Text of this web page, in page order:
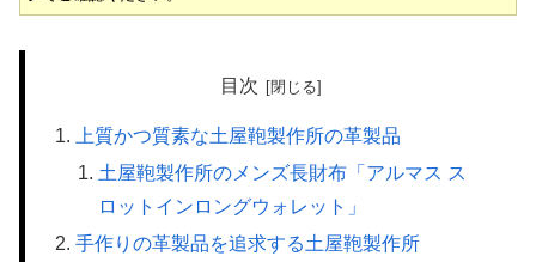
目次
上質かつ質素な土屋鞄製作所の革製品
土屋鞄製作所のメンズ長財布「アルマス ス
ロットインロングウォレット」
手作りの革製品を追求する土屋鞄製作所